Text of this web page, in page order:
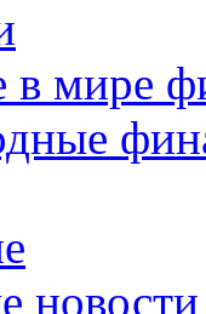
в мире
новости